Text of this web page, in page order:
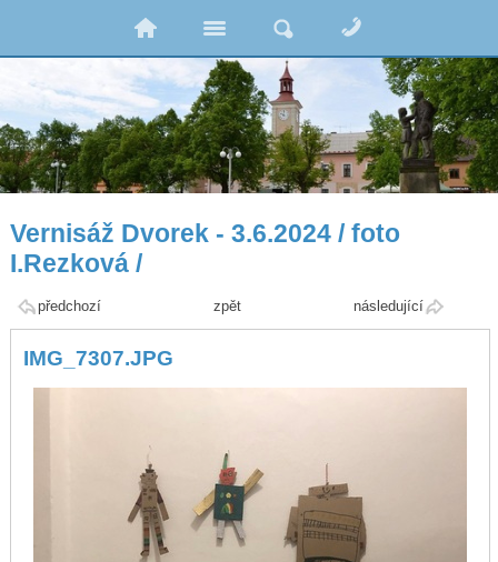
Vernisáž Dvorek - 3.6.2024 / foto
I.Rezková /
předchozí následující
zpět
IMG_7307.JPG